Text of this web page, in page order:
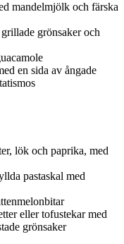
mandelmjölk och färska
grönsaker och
en sida av ångade
lök och paprika, med
pastaskal med
eller tofustekar med
grönsaker